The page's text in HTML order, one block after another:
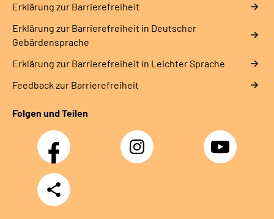
Erklärung zur Barrierefreiheit
Erklärung zur Barrierefreiheit in Deutscher
Gebärdensprache
Erklärung zur Barrierefreiheit in Leichter Sprache
Feedback zur Barrierefreiheit
Folgen und Teilen
Facebook Instagram YouTube
Teilen